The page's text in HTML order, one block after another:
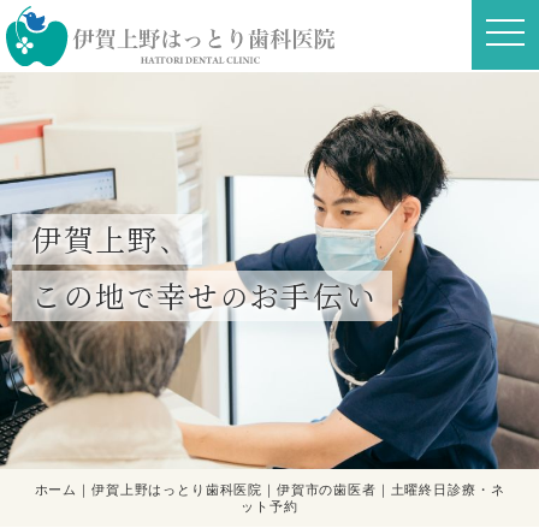
t
o
伊賀上野、
この地で幸せのお手伝い
ホーム｜伊賀上野はっとり歯科医院｜伊賀市の歯医者｜土曜終日診療・ネ
ット予約